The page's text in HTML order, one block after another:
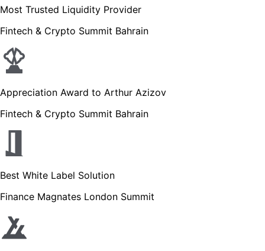
Most Trusted Liquidity Provider
Fintech & Crypto Summit Bahrain
Appreciation Award to Arthur Azizov
Fintech & Crypto Summit Bahrain
Best White Label Solution
Finance Magnates London Summit